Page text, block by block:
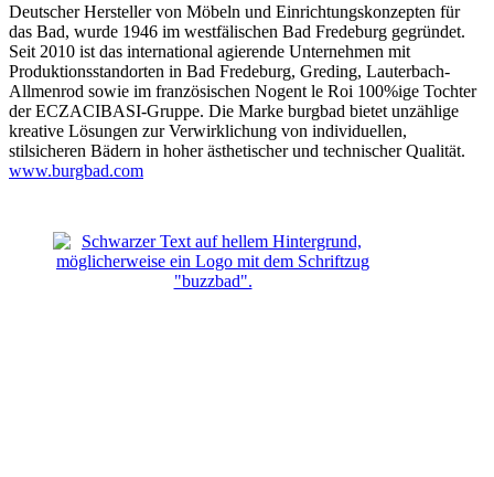
Deutscher Hersteller von Möbeln und Ein­richtungskonzepten für
das Bad, wurde 1946 im westfälischen Bad Fredeburg gegründet.
Seit 2010 ist das international agierende Unternehmen mit
Produktionsstandorten in Bad Fredeburg, Greding, Lauterbach-
Allmenrod sowie im französischen Nogent le Roi 100%ige Tochter
der ECZACIBASI­-Gruppe. Die Marke burgbad bietet unzählige
kreative Lösungen zur Verwirklichung von individuellen,
stilsicheren Bädern in hoher ästhetischer und technischer Qualität.
www.burgbad.com